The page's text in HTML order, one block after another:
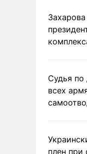
Судья по
всех
плен при